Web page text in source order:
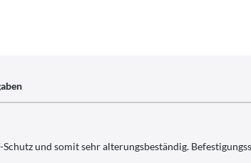
und somit sehr alterungsbeständig.